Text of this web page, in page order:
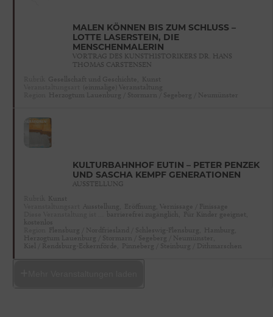
MALEN KÖNNEN BIS ZUM SCHLUSS –
LOTTE LASERSTEIN, DIE
MENSCHENMALERIN
VORTRAG DES KUNSTHISTORIKERS DR. HANS
THOMAS CARSTENSEN
KULTURBAHNHOF EUTIN – PETER PENZEK
UND SASCHA KEMPF GENERATIONEN
AUSSTELLUNG